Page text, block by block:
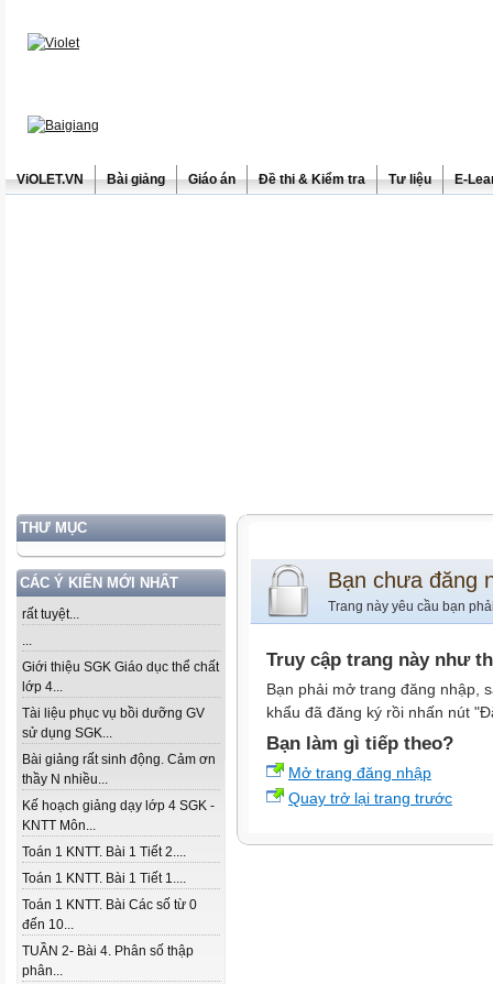
ViOLET.VN Bài giảng Giáo án Đề thi & Kiểm tra Tư liệu E-
THƯ MỤC
CÁC Ý KIẾN MỚI NHẤT
rất tuyệt...
...
Giới thiệu SGK Giáo dục thể chất
lớp 4...
Tài liệu phục vụ bồi dưỡng GV
sử dụng SGK...
Bài giảng rất sinh động. Cảm ơn
thầy N nhiều...
Kế hoạch giảng dạy lớp 4 SGK -
KNTT Môn...
Toán 1 KNTT. Bài 1 Tiết 2....
Toán 1 KNTT. Bài 1 Tiết 1....
Toán 1 KNTT. Bài Các số từ 0
đến 10...
TUẦN 2- Bài 4. Phân số thập
phân...
Bạn chưa đăng
Trang này yêu cầu bạn
Truy cập trang này như
Bạn phải mở trang đăng nhập,
khẩu đã đăng ký rồi nhấn nút
Bạn làm gì tiếp theo?
Mở trang đăng nhập
Quay trở lại trang trước